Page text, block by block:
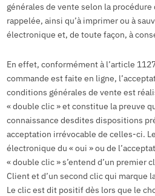
générales de vente selon la
rappelée, ainsi qu’à imprimer ou à
électronique et, de toute façon, à
En effet, conformément à l’article
commande est faite en ligne,
conditions générales de vente est
« double clic » et constitue la preuve
connaissance desdites dispositions
acceptation irrévocable de celles-ci.
électronique du « oui » ou de
« double clic » s’entend d’un premier
Client et d’un second clic qui marque
Le clic est dit positif dès lors que le